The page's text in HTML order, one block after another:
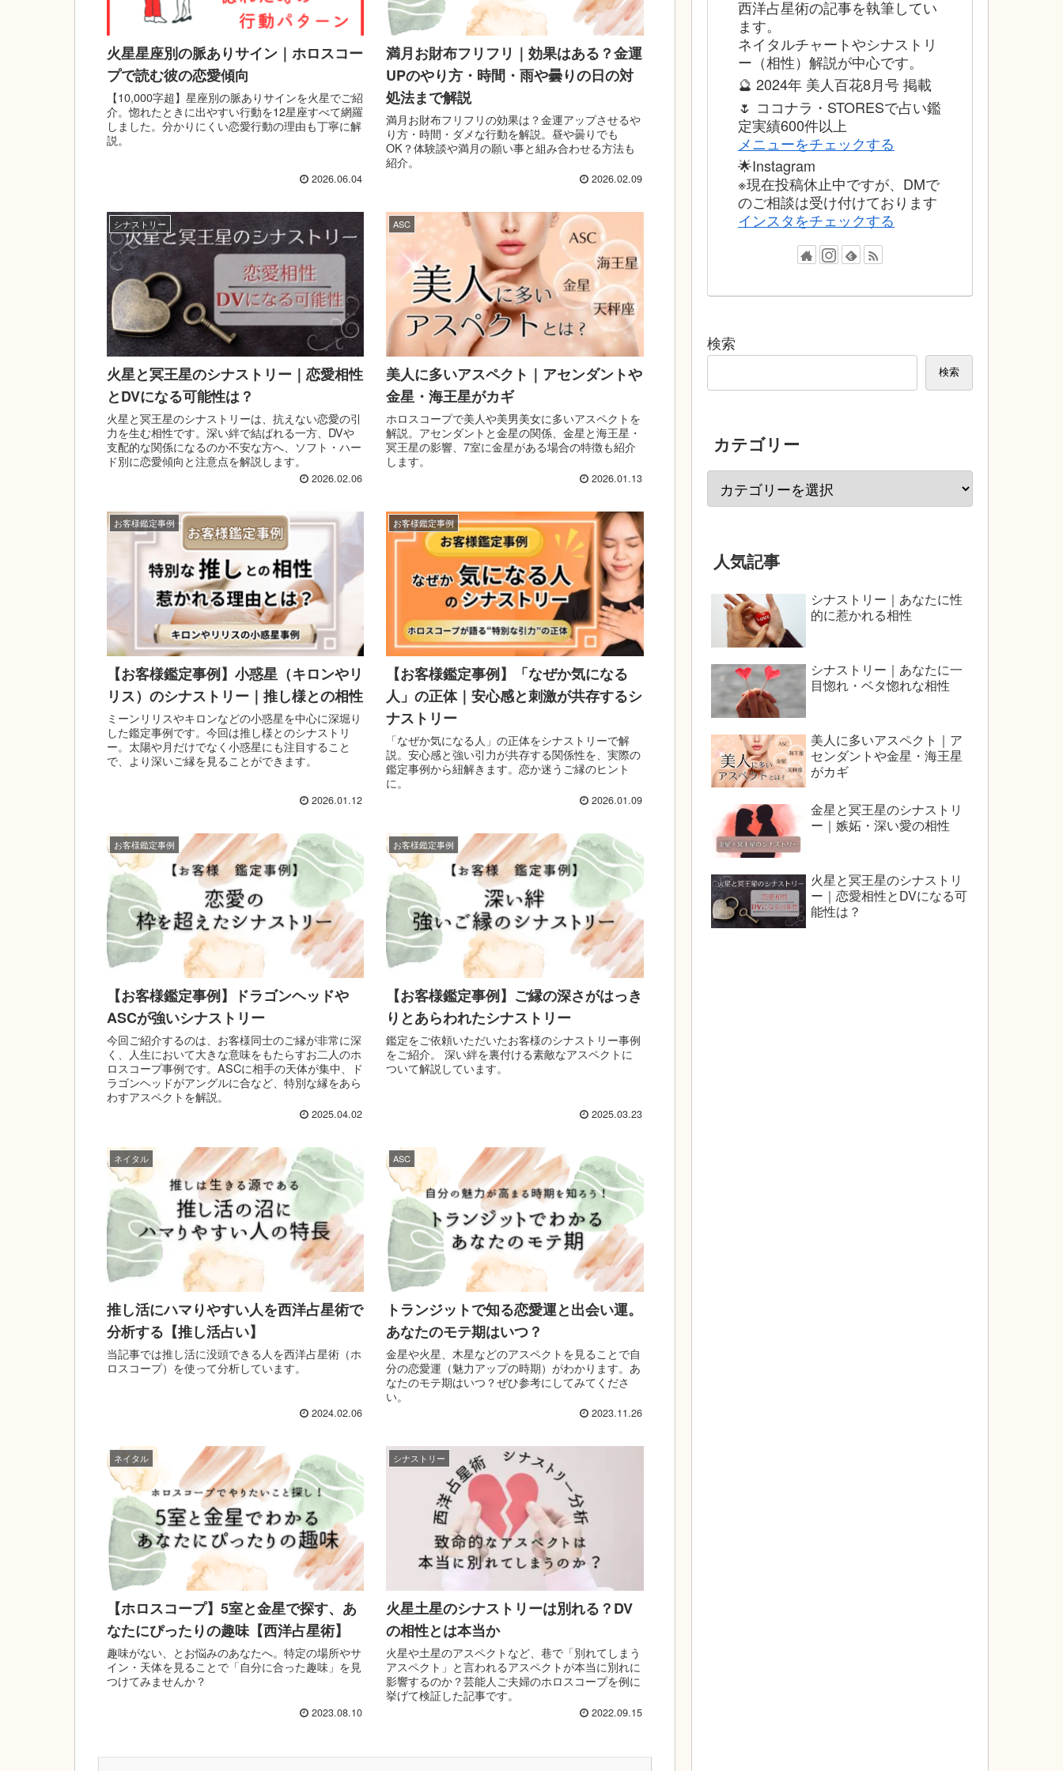
火星星座別の脈ありサイン｜ホロスコー
プで読む彼の恋愛傾向
【10,000字超】星座別の脈ありサインを火星でご紹
介。惚れたときに出やすい行動を12星座すべて網羅
しました。分かりにくい恋愛行動の理由も丁寧に解
説。
2026.06.04
満月お財布フリフリ｜効果はある？金運
UPのやり方・時間・雨や曇りの日の対
処法まで解説
満月お財布フリフリの効果は？金運アップさせるや
り方・時間・ダメな行動を解説。昼や曇りでも
OK？体験談や満月の願い事と組み合わせる方法も
紹介。
2026.02.09
シナストリー
火星と冥王星のシナストリー｜恋愛相性
とDVになる可能性は？
火星と冥王星のシナストリーは、抗えない恋愛の引
力を生む相性です。深い絆で結ばれる一方、DVや
支配的な関係になるのか不安な方へ、ソフト・ハー
ド別に恋愛傾向と注意点を解説します。
2026.02.06
ASC
美人に多いアスペクト｜アセンダントや
金星・海王星がカギ
ホロスコープで美人や美男美女に多いアスペクトを
解説。アセンダントと金星の関係、金星と海王星・
冥王星の影響、7室に金星がある場合の特徴も紹介
します。
2026.01.13
お客様鑑定事例
【お客様鑑定事例】小惑星（キロンやリ
リス）のシナストリー｜推し様との相性
ミーンリリスやキロンなどの小惑星を中心に深堀り
した鑑定事例です。今回は推し様とのシナストリ
ー。太陽や月だけでなく小惑星にも注目すること
で、より深いご縁を見ることができます。
2026.01.12
お客様鑑定事例
【お客様鑑定事例】「なぜか気になる
人」の正体｜安心感と刺激が共存するシ
ナストリー
「なぜか気になる人」の正体をシナストリーで解
説。安心感と強い引力が共存する関係性を、実際の
鑑定事例から紐解きます。恋か迷うご縁のヒント
に。
2026.01.09
お客様鑑定事例
【お客様鑑定事例】ドラゴンヘッドや
ASCが強いシナストリー
今回ご紹介するのは、お客様同士のご縁が非常に深
く、人生において大きな意味をもたらすお二人のホ
ロスコープ事例です。ASCに相手の天体が集中、ド
ラゴンヘッドがアングルに合など、特別な縁をあら
わすアスペクトを解説。
2025.04.02
お客様鑑定事例
【お客様鑑定事例】ご縁の深さがはっき
りとあらわれたシナストリー
鑑定をご依頼いただいたお客様のシナストリー事例
をご紹介。 深い絆を裏付ける素敵なアスペクトに
ついて解説しています。
2025.03.23
ネイタル
推し活にハマりやすい人を西洋占星術で
分析する【推し活占い】
当記事では推し活に没頭できる人を西洋占星術（ホ
ロスコープ）を使って分析しています。
2024.02.06
ASC
トランジットで知る恋愛運と出会い運。
あなたのモテ期はいつ？
金星や火星、木星などのアスペクトを見ることで自
分の恋愛運（魅力アップの時期）がわかります。あ
なたのモテ期はいつ？ぜひ参考にしてみてくださ
い。
2023.11.26
ネイタル
【ホロスコープ】5室と金星で探す、あ
なたにぴったりの趣味【西洋占星術】
趣味がない、とお悩みのあなたへ。特定の場所やサ
イン・天体を見ることで「自分に合った趣味」を見
つけてみませんか？
2023.08.10
シナストリー
火星土星のシナストリーは別れる？DV
の相性とは本当か
火星や土星のアスペクトなど、巷で「別れてしまう
アスペクト」と言われるアスペクトが本当に別れに
影響するのか？芸能人ご夫婦のホロスコープを例に
挙げて検証した記事です。
2022.09.15
西洋占星術の記事を執筆してい
ます。
ネイタルチャートやシナストリ
ー（相性）解説が中心です。
🔮 2024年 美人百花8月号 掲載
🌷 ココナラ・STORESで占い鑑
定実績600件以上
メニューをチェックする
🌟Instagram
※現在投稿休止中ですが、DMで
のご相談は受け付けております
インスタをチェックする
検索
検索
カテゴリー
人気記事
シナストリー｜あなたに性
的に惹かれる相性
シナストリー｜あなたに一
目惚れ・ベタ惚れな相性
美人に多いアスペクト｜ア
センダントや金星・海王星
がカギ
金星と冥王星のシナストリ
ー｜嫉妬・深い愛の相性
火星と冥王星のシナストリ
ー｜恋愛相性とDVになる可
能性は？